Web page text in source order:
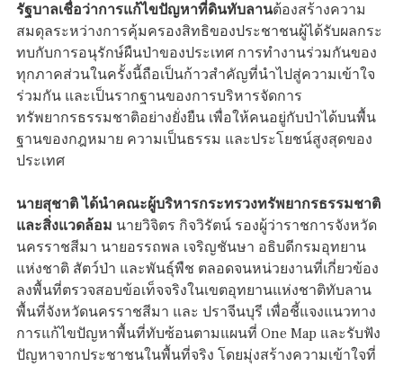
รัฐบาลเชื่อว่าการแก้ไขปัญหาที่ดินทับลานต้องสร้างความ
สมดุลระหว่างการคุ้มครองสิทธิของประชาชนผู้ได้รับผลกระ
ทบกับการอนุรักษ์ผืนป่าของประเทศ การทำงานร่วมกันของ
ทุกภาคส่วนในครั้งนี้ถือเป็นก้าวสำคัญที่นำไปสู่ความเข้าใจ
ร่วมกัน และเป็นรากฐานของการบริหารจัดการ
ทรัพยากรธรรมชาติอย่างยั่งยืน เพื่อให้คนอยู่กับป่าได้บนพื้น
ฐานของกฎหมาย ความเป็นธรรม และประโยชน์สูงสุดของ
ประเทศ
นายสุชาติ ได้นำคณะผู้บริหารกระทรวงทรัพยากรธรรมชาติ
และสิ่งแวดล้อม นายวิจิตร กิจวิรัตน์ รองผู้ว่าราชการจังหวัด
นครราชสีมา นายอรรถพล เจริญชันษา อธิบดีกรมอุทยาน
แห่งชาติ สัตว์ป่า และพันธุ์พืช ตลอดจนหน่วยงานที่เกี่ยวข้อง
ลงพื้นที่ตรวจสอบข้อเท็จจริงในเขตอุทยานแห่งชาติทับลาน
พื้นที่จังหวัดนครราชสีมา และ ปราจีนบุรี เพื่อชี้แจงแนวทาง
การแก้ไขปัญหาพื้นที่ทับซ้อนตามแผนที่ One Map และรับฟัง
ปัญหาจากประชาชนในพื้นที่จริง โดยมุ่งสร้างความเข้าใจที่